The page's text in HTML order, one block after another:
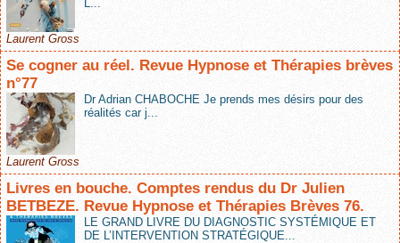
L...
Laurent Gross
Se cogner au réel. Revue Hypnose et Thérapies brèves
n°77
Dr Adrian CHABOCHE Je prends mes désirs pour des
réalités car j...
Laurent Gross
Livres en bouche. Comptes rendus du Dr Julien
BETBEZE. Revue Hypnose et Thérapies Brèves 76.
LE GRAND LIVRE DU DIAGNOSTIC SYSTÉMIQUE ET
DE L’INTERVENTION STRATÉGIQUE...